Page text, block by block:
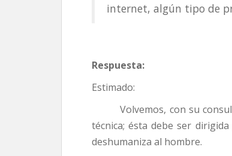
internet, algún tipo de
Respuesta:
Estimado:
Volvemos, con su
técnica; ésta debe ser
deshumaniza al hombre.